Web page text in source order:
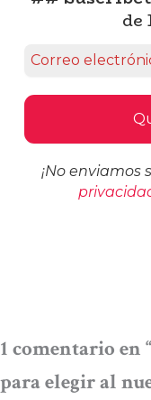
de
¡No enviamos
1 comentario en
para elegir al